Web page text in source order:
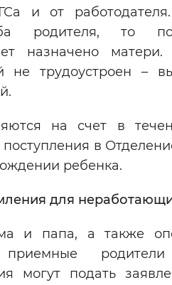
и от
родителя, то
назначено матери.
не трудоустроен –
на счет в
поступления в
ребенка.
для
и папа, а также
могут подать